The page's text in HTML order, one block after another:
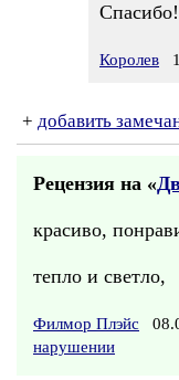
Королев
+ добавить
Рецензия на «
красиво,
тепло и светло,
Филмор Плэйс
нарушении